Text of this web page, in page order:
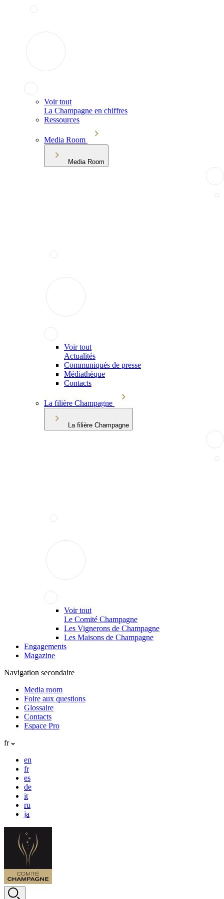
Voir tout
La Champagne en chiffres
Ressources
Media Room
Media Room
Voir tout
Actualités
Communiqués de presse
Médiathèque
Contacts
La filière Champagne
La filière Champagne
Voir tout
Le Comité Champagne
Les Vignerons de Champagne
Les Maisons de Champagne
Engagements
Magazine
Navigation secondaire
Media room
Foire aux questions
Glossaire
Contacts
Espace Pro
fr
en
fr
es
de
it
ru
ja